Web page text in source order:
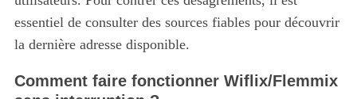
essentiel de consulter des sources fiables pour découvrir
la dernière adresse disponible.
Comment faire fonctionner Wiflix/Flemmix